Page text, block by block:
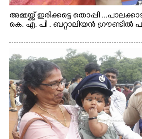
അമ്മയ്ക്ക് ഇരിക്കട്ടെ തൊപ്പി
കെ. എ. പി . ബറ്റാലിയൻ ഗ്രൗണ്ടിൽ